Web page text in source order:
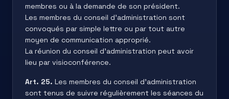
membres ou à la demande de son président.
Les membres du conseil d’administration sont
convoqués par simple lettre ou par tout autre
moyen de communication approprié.
La réunion du conseil d’administration peut avoir
lieu par visioconférence.
Art. 25. Les membres du conseil d’administration
sont tenus de suivre régulièrement les séances du